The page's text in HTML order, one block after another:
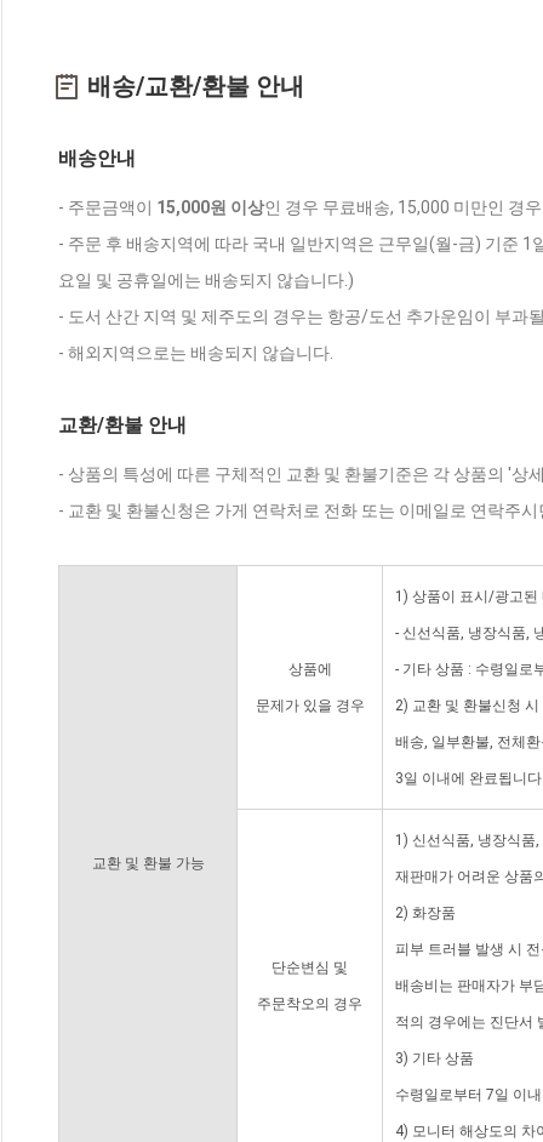
배송/교환/환불 안내
배송안내
- 주문금액이 15,000원 이상인 경우 무료배송, 15,000 미만인 경
- 주문 후 배송지역에 따라 국내 일반지역은 근무일(월-금) 기준
요일 및 공휴일에는 배송되지 않습니다.)
- 도서 산간 지역 및 제주도의 경우는 항공/도선 추가운임이 부과
- 해외지역으로는 배송되지 않습니다.
교환/환불 안내
- 상품의 특성에 따른 구체적인 교환 및 환불기준은 각 상품의 '상
- 교환 및 환불신청은 가게 연락처로 전화 또는 이메일로 연락주
교환 및 환불 가능
상품에
문제가 있을 경우
1) 상품이 표시/광고된
- 신선식품, 냉장식품,
- 기타 상품 : 수령일로
2) 교환 및 환불신청
배송, 일부환불, 전체
3일 이내에 완료됩니
단순변심 및
주문착오의 경우
1) 신선식품, 냉장식품
재판매가 어려운 상품
2) 화장품
피부 트러블 발생 시
배송비는 판매자가 부
적의 경우에는 진단서
3) 기타 상품
수령일로부터 7일 이
4) 모니터 해상도의 차